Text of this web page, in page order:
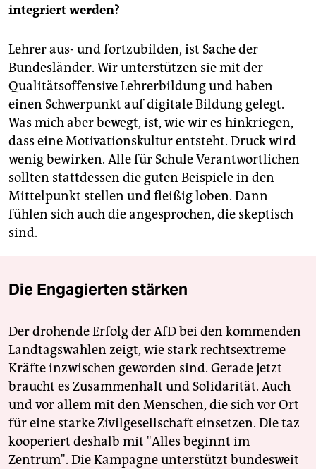
integriert werden?
Lehrer aus- und fortzubilden, ist Sache der
Bundesländer. Wir unterstützen sie mit der
Qualitätsoffensive Lehrerbildung und haben
einen Schwerpunkt auf digitale Bildung gelegt.
Was mich aber bewegt, ist, wie wir es hinkriegen,
dass eine Motivationskultur entsteht. Druck wird
wenig bewirken. Alle für Schule Verantwortlichen
sollten stattdessen die guten Beispiele in den
Mittelpunkt stellen und fleißig loben. Dann
fühlen sich auch die angesprochen, die skeptisch
sind.
Die Engagierten stärken
Der drohende Erfolg der AfD bei den kommenden
Landtagswahlen zeigt, wie stark rechtsextreme
Kräfte inzwischen geworden sind. Gerade jetzt
braucht es Zusammenhalt und Solidarität. Auch
und vor allem mit den Menschen, die sich vor Ort
für eine starke Zivilgesellschaft einsetzen. Die taz
kooperiert deshalb mit "Alles beginnt im
Zentrum". Die Kampagne unterstützt bundesweit